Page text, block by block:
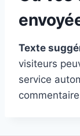
Texte
visiteurs
service